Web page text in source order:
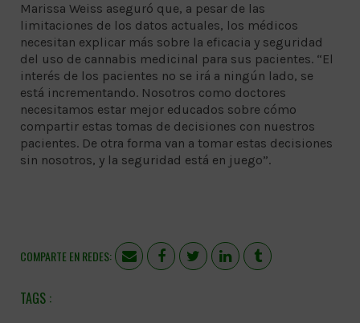
Marissa Weiss aseguró que, a pesar de las
limitaciones de los datos actuales, los médicos
necesitan explicar más sobre la eficacia y seguridad
del uso de cannabis medicinal para sus pacientes. “El
interés de los pacientes no se irá a ningún lado, se
está incrementando. Nosotros como doctores
necesitamos estar mejor educados sobre cómo
compartir estas tomas de decisiones con nuestros
pacientes. De otra forma van a tomar estas decisiones
sin nosotros, y la seguridad está en juego”.
COMPARTE EN REDES: